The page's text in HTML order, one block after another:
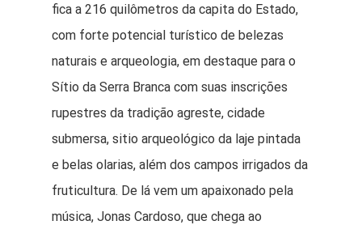
fica a 216 quilômetros da capita do Estado,
com forte potencial turístico de belezas
naturais e arqueologia, em destaque para o
Sítio da Serra Branca com suas inscrições
rupestres da tradição agreste, cidade
submersa, sitio arqueológico da laje pintada
e belas olarias, além dos campos irrigados da
fruticultura. De lá vem um apaixonado pela
música, Jonas Cardoso, que chega ao